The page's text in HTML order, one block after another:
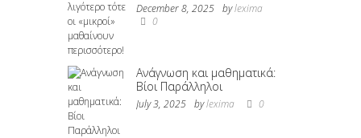
December 8, 2025 bylexima
0
Ανάγνωση και μαθηματικά:
Βίοι Παράλληλοι
July 3, 2025 bylexima 0